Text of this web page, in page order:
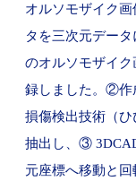
オルソモザイク
タを三次元デー
のオルソモザイ
録しました。②作
損傷検出技術（
抽出し、③
元座標へ移動と